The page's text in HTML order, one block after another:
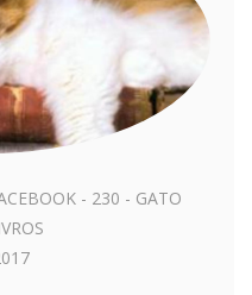
- 230 - GATO